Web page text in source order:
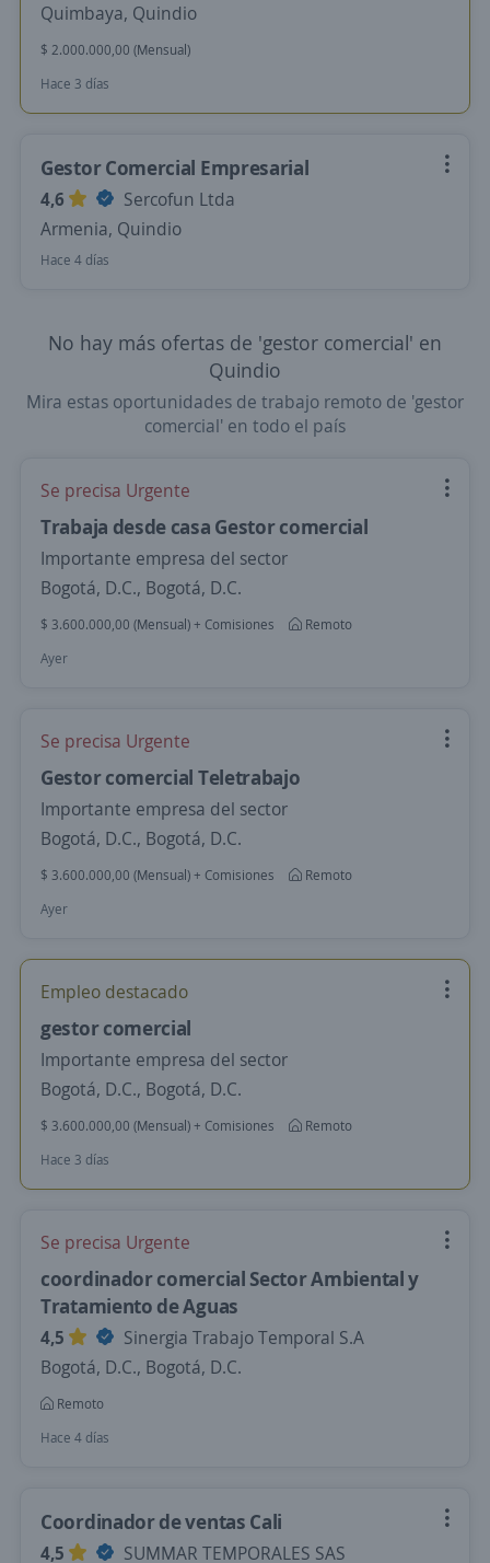
Quimbaya, Quindio
$ 2.000.000,00 (Mensual)
Hace 3 días
Gestor Comercial Empresarial
4,6
Sercofun Ltda
Armenia, Quindio
Hace 4 días
No hay más ofertas de 'gestor comercial' en
Quindio
Mira estas oportunidades de trabajo remoto de 'gestor
comercial' en todo el país
Se precisa Urgente
Trabaja desde casa Gestor comercial
Importante empresa del sector
Bogotá, D.C., Bogotá, D.C.
$ 3.600.000,00 (Mensual) + Comisiones
Remoto
Ayer
Se precisa Urgente
Gestor comercial Teletrabajo
Importante empresa del sector
Bogotá, D.C., Bogotá, D.C.
$ 3.600.000,00 (Mensual) + Comisiones
Remoto
Ayer
Empleo destacado
gestor comercial
Importante empresa del sector
Bogotá, D.C., Bogotá, D.C.
$ 3.600.000,00 (Mensual) + Comisiones
Remoto
Hace 3 días
Se precisa Urgente
coordinador comercial Sector Ambiental y
Tratamiento de Aguas
4,5
Sinergia Trabajo Temporal S.A
Bogotá, D.C., Bogotá, D.C.
Remoto
Hace 4 días
Coordinador de ventas Cali
4,5 SUMMAR TEMPORALES SAS